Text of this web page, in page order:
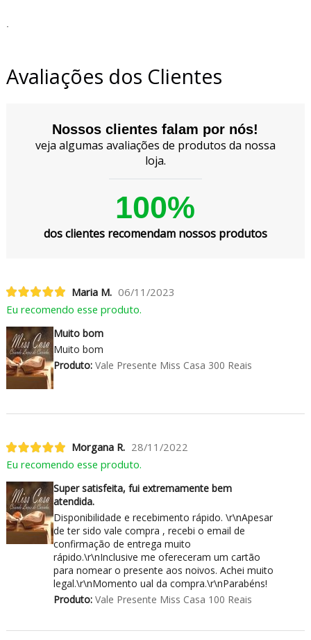
Avaliações dos Clientes
Nossos clientes falam por nós!
veja algumas avaliações de produtos da nossa
loja.
100%
dos clientes recomendam nossos produtos
Maria M. 06/11/2023
Eu recomendo esse produto.
Muito bom
Muito bom
Produto:Vale Presente Miss Casa 300 Reais
Morgana R. 28/11/2022
Eu recomendo esse produto.
Super satisfeita, fui extremamente bem
atendida.
Disponibilidade e recebimento rápido. \r\nApesar
de ter sido vale compra , recebi o email de
confirmação de entrega muito
rápido.\r\nInclusive me ofereceram um cartão
para nomear o presente aos noivos. Achei muito
legal.\r\nMomento ual da compra.\r\nParabéns!
Produto:Vale Presente Miss Casa 100 Reais